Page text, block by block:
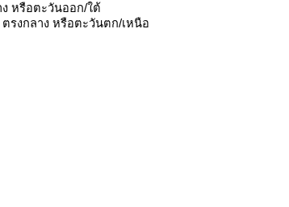
หรือตะวันออก/ใต้
รงกลาง หรือตะวันตก/เหนือ